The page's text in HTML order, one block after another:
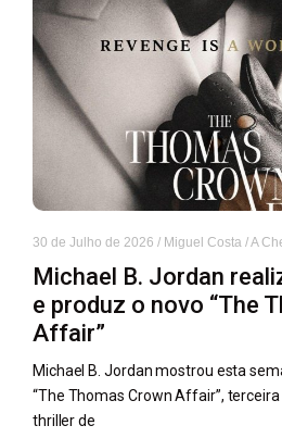
30 de Julho de 2026 / Miguel Costa /A
Michael B. Jordan
e produz o novo “The
Affair”
Michael B. Jordan mostrou esta
“The Thomas Crown Affair”,
thriller de